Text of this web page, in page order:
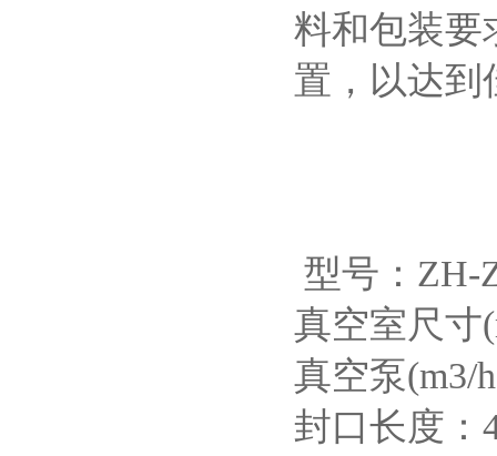
料和包装要
置，以达到
型号：ZH-
真空室尺寸
真空泵(m3/
封口长度：